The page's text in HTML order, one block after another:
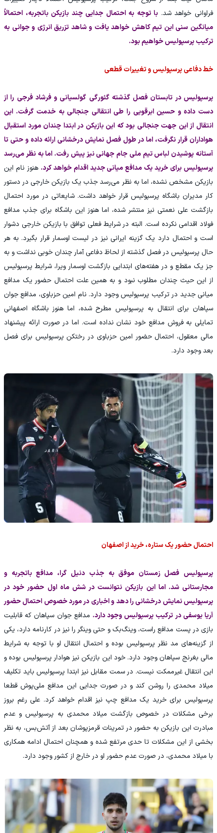
فراوانی خواهد شد. با توجه به احتمال جدایی چند بازیکن باتجربه، احتمالاً
میانگین سنی این تیم کاهش خواهد یافت و شاهد تزریق انرژی و جوانی به
ترکیب پرسپولیس خواهیم بود.
خط دفاعی پرسپولیس و تغییرات قطعی
پرسپولیس در تابستان فصل گذشته گئورگی گولسیانی و فرشاد فرجی را از
دست داده و حسین ابرقویی را طی انتقالی جنجالی به خدمت گرفت. این
انتقال از این جهت جنجالی بود که این بازیکن در ابتدا چندان مورد استقبال
هواداران قرار نگرفت، اما در طول فصل نمایش درخشانی ارائه داده و حتی تا
آستانه پوشیدن لباس تیم ملی جام جهانی نیز پیش رفت. اما به نظر می‌رسد
پرسپولیس برای خرید یک مدافع میانی جدید اقدام خواهد کرد. هنوز نام این
بازیکن مشخص نشده، اما به نظر می‌رسد جذب یک بازیکن خارجی در دستور
کار مدیران باشگاه پرسپولیس قرار خواهد داشت. شایعاتی در مورد احتمال
بازگشت علی نعمتی نیز منتشر شده، اما هنوز این باشگاه برای جذب مدافع
فولاد اقدامی نکرده است. البته در شرایط فعلی توافق با بازیکن خارجی دشوار
است و احتمال دارد یک گزینه ایرانی نیز در لیست اوسمار قرار بگیرد. به هر
حال پرسپولیس در فصل گذشته از لحاظ دفاعی آمار چندان خوبی نداشت و به
جز یک مقطع و در هفته‌های ابتدایی بازگشت اوسمار ویرا، شرایط پرسپولیس
از این حیث چندان مطلوب نبود و به همین علت احتمال حضور یک مدافع
میانی جدید در ترکیب پرسپولیس وجود دارد. نام امین حزباوی، مدافع جوان
سپاهان برای انتقال به پرسپولیس مطرح شده، اما هنوز باشگاه اصفهانی
تمایلی به فروش مدافع خود نشان نداده است. اما در صورت ارائه پیشنهاد
مالی معقول، احتمال حضور امین حزباوی در رختکن پرسپولیس برای فصل
بعد وجود دارد.
احتمال حضور یک ستاره، خرید از اصفهان
پرسپولیس فصل زمستان موفق به جذب دنیل گرا، مدافع باتجربه و
مجارستانی شد. اما این بازیکن نتوانست در شش ماه اول حضور خود در
پرسپولیس نمایش درخشانی را دهد و اخباری در مورد خصوص احتمال حضور
آریا یوسفی در ترکیب پرسپولیس وجود دارد. مدافع جوان سپاهان که قابلیت
بازی در پست مدافع راست، وینگ‌بک و حتی وینگر را نیز در کارنامه دارد، یکی
از گزینه‌های مد نظر پرسپولیس بوده و احتمال انتقال او با توجه به شرایط
مالی بغرنج سپاهان وجود دارد. خود این بازیکن نیز هوادار پرسپولیس بوده و
این انتقال غیرممکت نیست. در سمت مقابل نیز ابتدا پرسپولیس باید تکلیف
میلاد محمدی را روشن کند و در صورت جدایی این مدافع ملی‌پوش قطعا
پرسپولیس برای خرید یک مدافع چپ نیز اقدام خواهد کرد. علی رغم بروز
برخی مشکلات در خصوص بازگشت میلاد محمدی به پرسپولیس و عدم
مبادرت این بازیکن به حضور در تمرینات قرمزپوشان بعد از آتش‌بس، به نظر
بخشی از این مشکلات تا حدی مرتفع شده و همچنان احتمال ادامه همکاری
با میلاد محمدی، در صورت عدم حضور او در خارج از کشور وجود دارد.